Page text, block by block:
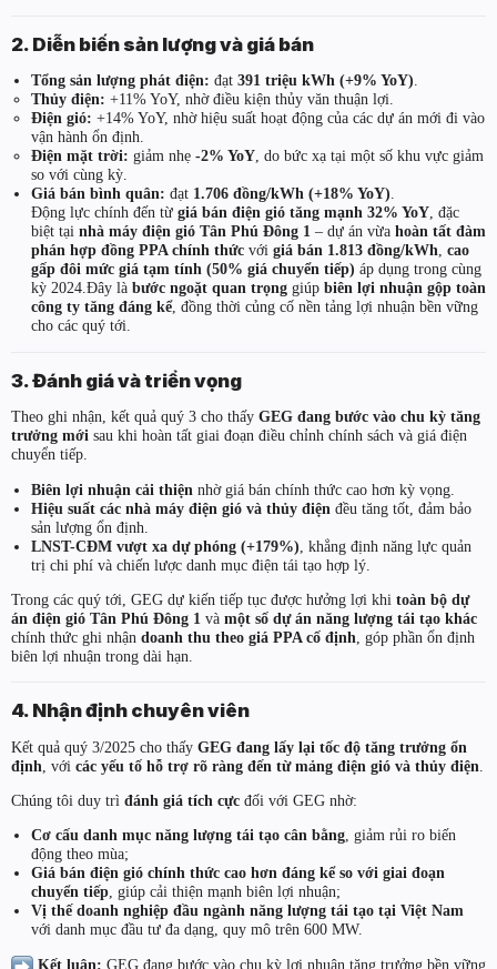
2. Diễn biến sản lượng và giá bán
Tổng sản lượng phát điện: đạt 391 triệu kWh (+9% YoY).
Thủy điện: +11% YoY, nhờ điều kiện thủy văn thuận lợi.
Điện gió: +14% YoY, nhờ hiệu suất hoạt động của các dự án mới đi vào
vận hành ổn định.
Điện mặt trời: giảm nhẹ -2% YoY, do bức xạ tại một số khu vực giảm
so với cùng kỳ.
Giá bán bình quân: đạt 1.706 đồng/kWh (+18% YoY).
Động lực chính đến từ giá bán điện gió tăng mạnh 32% YoY, đặc
biệt tại nhà máy điện gió Tân Phú Đông 1– dự án vừa hoàn tất đàm
phán hợp đồng PPA chính thứcvới giá bán 1.813 đồng/kWh, cao
gấp đôi mức giá tạm tính (50% giá chuyển tiếp) áp dụng trong cùng
kỳ 2024.Đây là bước ngoặt quan trọnggiúp biên lợi nhuận gộp toàn
công ty tăng đáng kể, đồng thời củng cố nền tảng lợi nhuận bền vững
cho các quý tới.
3. Đánh giá và triển vọng
Theo ghi nhận, kết quả quý 3 cho thấy GEG đang bước vào chu kỳ tăng
trưởng mới sau khi hoàn tất giai đoạn điều chỉnh chính sách và giá điện
chuyển tiếp.
Biên lợi nhuận cải thiện nhờ giá bán chính thức cao hơn kỳ vọng.
Hiệu suất các nhà máy điện gió và thủy điện đều tăng tốt, đảm bảo
sản lượng ổn định.
LNST-CĐM vượt xa dự phóng (+179%) , khẳng định năng lực quản
trị chi phí và chiến lược danh mục điện tái tạo hợp lý.
Trong các quý tới, GEG dự kiến tiếp tục được hưởng lợi khi toàn bộ dự
án điện gió Tân Phú Đông 1 và một số dự án năng lượng tái tạo khác
chính thức ghi nhận doanh thu theo giá PPA cố định , góp phần ổn định
biên lợi nhuận trong dài hạn.
4. Nhận định chuyên viên
Kết quả quý 3/2025 cho thấy GEG đang lấy lại tốc độ tăng trưởng ổn
định , với các yếu tố hỗ trợ rõ ràng đến từ mảng điện gió và thủy điện
Chúng tôi duy trì đánh giá tích cực đối với GEG nhờ:
Cơ cấu danh mục năng lượng tái tạo cân bằng, giảm rủi ro biến
động theo mùa;
Giá bán điện gió chính thức cao hơn đáng kể so với giai đoạn
chuyển tiếp, giúp cải thiện mạnh biên lợi nhuận;
Vị thế doanh nghiệp đầu ngành năng lượng tái tạo tại Việt Nam
với danh mục đầu tư đa dạng, quy mô trên 600 MW.
Kết luận: GEG đang bước vào chu kỳ lợi nhuận tăng trưởng bền vững